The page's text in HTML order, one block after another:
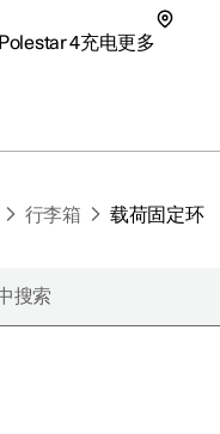
Polestar 4充电更多
行李箱 载荷固定环